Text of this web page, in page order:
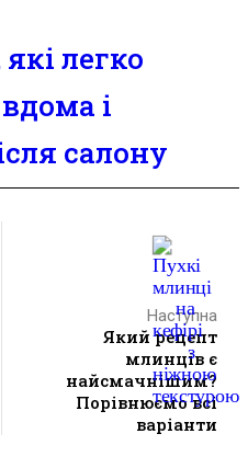
легко
і
салону
Наступна
Який рецепт
млинців є
найсмачнішим?
Порівнюємо всі
варіанти